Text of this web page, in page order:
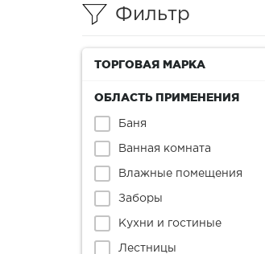
Фильтр
ТОРГОВАЯ МАРКА
ОБЛАСТЬ ПРИМЕНЕНИЯ
Баня
Ванная комната
Влажные помещения
Заборы
Кухни и гостиные
Лестницы